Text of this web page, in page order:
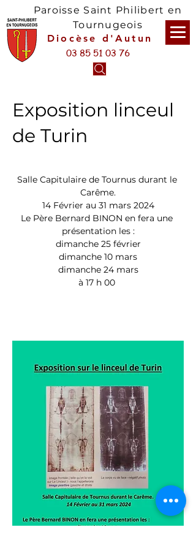
Paroisse Saint Philibert en
Tournugeois
Diocèse d'Autun
03 85 51 03 76
Exposition linceul
de Turin
Salle Capitulaire de Tournus durant le
Carême.
14 Février au 31 mars 2024
Le Père Bernard BINON en fera une
présentation les :
dimanche 25 février
dimanche 10 mars
dimanche 24 mars
à 17 h 00